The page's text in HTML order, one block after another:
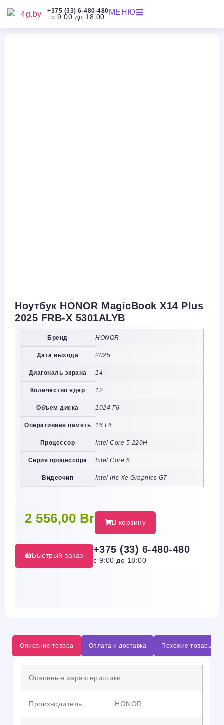
+375 (33) 6-480-480
с 9:00 до 18:00
МЕНЮ
Ноутбук HONOR MagicBook X14 Plus
2025 FRB-X 5301ALYB
Бренд HONOR
Дата выхода 2025
Диагональ экрана 14
Количество ядер 12
Объем диска 1024 Гб
Оперативная память 16 Гб
Процессор Intel Core 5 220H
Серия процессора Intel Core 5
Видеочип Intel Iris Xe Graphics G7
2 556,00 Br В корзину
Быстрый заказ
+375 (33) 6-480-480
с 9:00 до 18:00
Описание товара Оплата и доставка Похожие товары
Основные характеристики
Производитель HONOR